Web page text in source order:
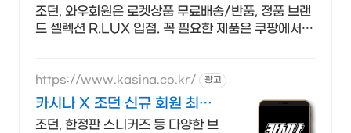
조던, 와우회원은 로켓상품 무료배송/반품, 정품 브랜
드 셀렉션 R.LUX 입점. 꼭 필요한 제품은 쿠팡에서
https://www.kasina.co.kr/ 광고
카시나 X 조던 신규 회원 최대
20% 할인
조던, 한정판 스니커즈 등 다양한 브